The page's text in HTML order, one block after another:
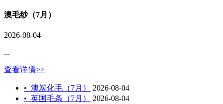
澳毛纱（7月）
2026-08-04
...
查看详情>>
• 澳炭化毛（7月）
2026-08-04
• 英国毛条（7月） 2026-08-04